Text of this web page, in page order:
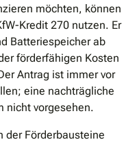
möchten, können
Kredit 270 nutzen. Er
Batteriespeicher ab
förderfähigen Kosten
Antrag ist immer vor
eine nachträgliche
nicht vorgesehen.
der Förderbausteine